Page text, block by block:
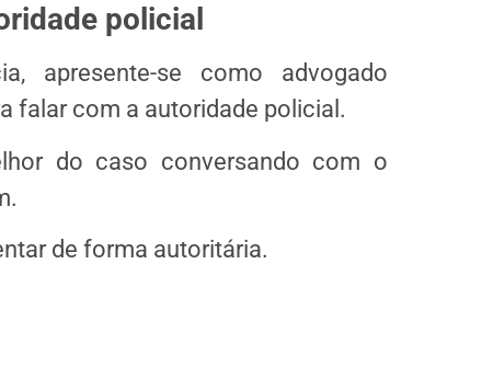
policial
apresente-se como advogado
falar com a autoridade policial.
do caso conversando com o
de forma autoritária.